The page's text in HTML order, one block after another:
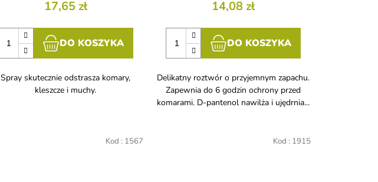
17,65 zł
DO KOSZYKA
Spray skutecznie odstrasza komary,
kleszcze i muchy.
14,08 zł
DO KOSZYKA
Delikatny roztwór o przyjemnym zapachu.
Zapewnia do 6 godzin ochrony przed
komarami. D-pantenol nawilża i ujędrnia...
Kod : 1567 Kod : 1915